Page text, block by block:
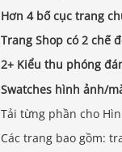
Hơn 4 bố cục trang
Trang Shop có 2 chế
2+ Kiểu thu phóng
Swatches hình ảnh/
Tải từng phần cho
Các trang bao gồm: